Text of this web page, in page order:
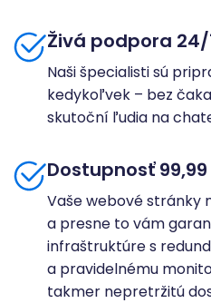
Živá podpora
Naši špecialisti sú
kedykoľvek – bez
skutoční ľudia na
Dostupnosť 99,99
Vaše webové stránky
a presne to vám
infraštruktúre s
a pravidelnému
takmer nepretržitú